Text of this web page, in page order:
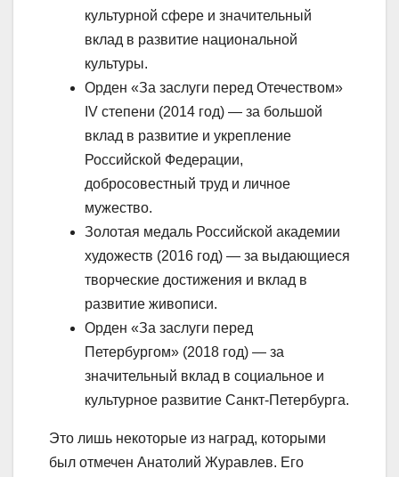
культурной сфере и значительный
вклад в развитие национальной
культуры.
Орден «За заслуги перед Отечеством»
IV степени (2014 год) — за большой
вклад в развитие и укрепление
Российской Федерации,
добросовестный труд и личное
мужество.
Золотая медаль Российской академии
художеств (2016 год) — за выдающиеся
творческие достижения и вклад в
развитие живописи.
Орден «За заслуги перед
Петербургом» (2018 год) — за
значительный вклад в социальное и
культурное развитие Санкт-Петербурга.
Это лишь некоторые из наград, которыми
был отмечен Анатолий Журавлев. Его